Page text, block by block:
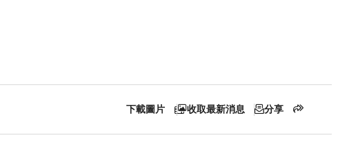
下載圖片 收取最新消息 分享